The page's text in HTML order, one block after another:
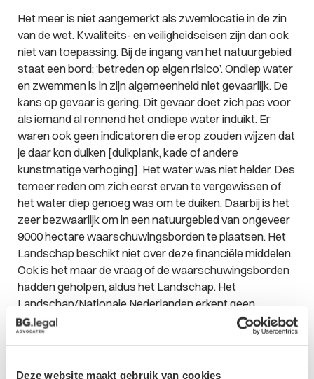
Deze website maakt gebruik van cookies
Het meer is niet aangemerkt als zwemlocatie in de zin
van de wet. Kwaliteits- en veiligheidseisen zijn dan ook
niet van toepassing. Bij de ingang van het natuurgebied
staat een bord; ‘betreden op eigen risico’. Ondiep water
en zwemmen is in zijn algemeenheid niet gevaarlijk. De
kans op gevaar is gering. Dit gevaar doet zich pas voor
als iemand al rennend het ondiepe water induikt. Er
waren ook geen indicatoren die erop zouden wijzen dat
je daar kon duiken [duikplank, kade of andere
kunstmatige verhoging]. Het water was niet helder. Des
temeer reden om zich eerst ervan te vergewissen of
het water diep genoeg was om te duiken. Daarbij is het
zeer bezwaarlijk om in een natuurgebied van ongeveer
9000 hectare waarschuwingsborden te plaatsen. Het
Landschap beschikt niet over deze financiële middelen.
Ook is het maar de vraag of de waarschuwingsborden
hadden geholpen, aldus het Landschap. Het
Landschap/Nationale Nederlanden erkent geen
aansprakelijkheid.